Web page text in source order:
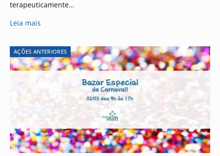
terapeuticamente…
Leia mais
AÇÕES ANTERIORES